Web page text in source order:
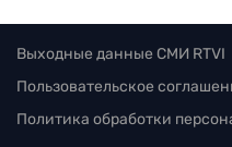
Выходные данные СМИ RTVI
Пользовательское
Политика обработки